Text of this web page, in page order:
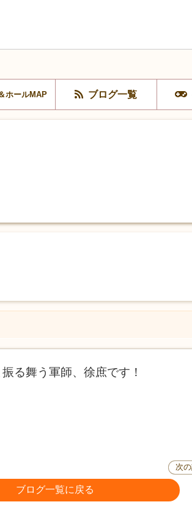
ホールMAP ブログ一覧
る舞う軍師、徐庶です！
ブログ一覧に戻る
次